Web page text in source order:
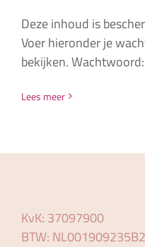
Deze inhoud is
Voer hieronder je
bekijken. Wachtwoord:
Lees meer
KvK: 37097900
BTW: